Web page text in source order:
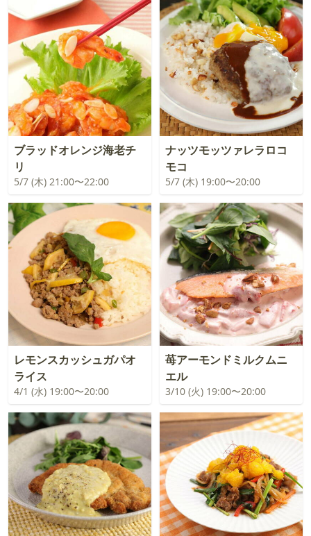
ブラッドオレンジ海老チ
リ
5/7 (木) 21:00〜22:00
ナッツモッツァレラロコ
モコ
5/7 (木) 19:00〜20:00
レモンスカッシュガパオ
ライス
4/1 (水) 19:00〜20:00
苺アーモンドミルクムニ
エル
3/10 (火) 19:00〜20:00